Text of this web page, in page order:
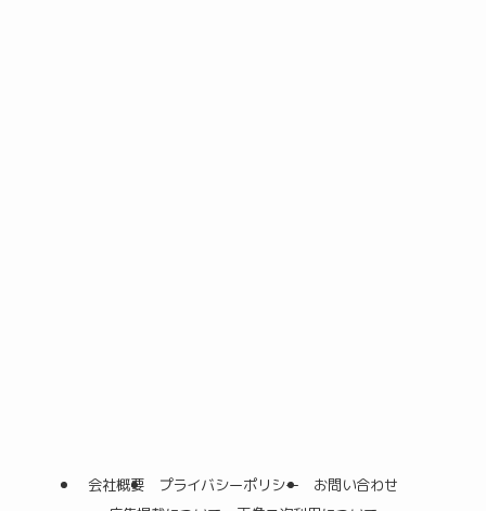
会社概要 プライバシーポリシー
お問い合わせ